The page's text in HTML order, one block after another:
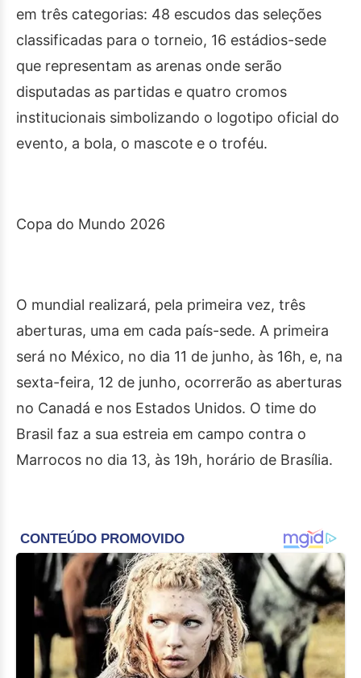
em três categorias: 48 escudos das seleções
classificadas para o torneio, 16 estádios-sede
que representam as arenas onde serão
disputadas as partidas e quatro cromos
institucionais simbolizando o logotipo oficial do
evento, a bola, o mascote e o troféu.
Copa do Mundo 2026
O mundial realizará, pela primeira vez, três
aberturas, uma em cada país-sede. A primeira
será no México, no dia 11 de junho, às 16h, e, na
sexta-feira, 12 de junho, ocorrerão as aberturas
no Canadá e nos Estados Unidos. O time do
Brasil faz a sua estreia em campo contra o
Marrocos no dia 13, às 19h, horário de Brasília.